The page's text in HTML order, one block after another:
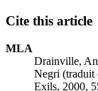
Cite this article
MLA
Drainville,
Negri (traduit
Exils, 2000,